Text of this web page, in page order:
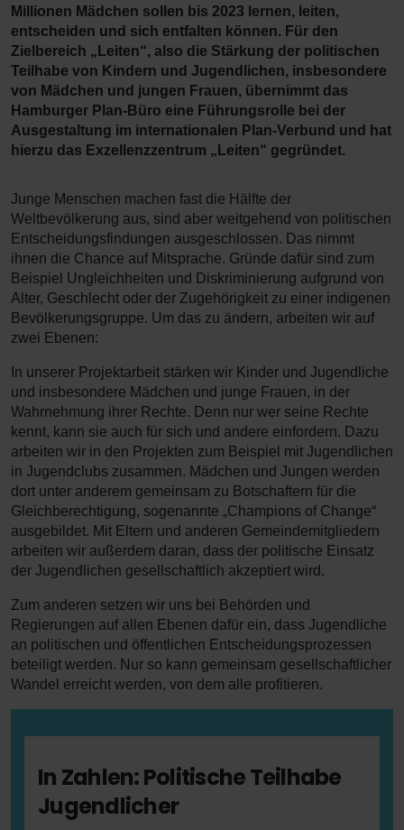
Millionen Mädchen sollen bis 2023 lernen, leiten,
entscheiden und sich entfalten können. Für den
Zielbereich „Leiten“, also die Stärkung der politischen
Teilhabe von Kindern und Jugendlichen, insbesondere
von Mädchen und jungen Frauen, übernimmt das
Hamburger Plan-Büro eine Führungsrolle bei der
Ausgestaltung im internationalen Plan-Verbund und hat
hierzu das Exzellenzzentrum „Leiten“ gegründet.
Junge Menschen machen fast die Hälfte der
Weltbevölkerung aus, sind aber weitgehend von politischen
Entscheidungsfindungen ausgeschlossen. Das nimmt
ihnen die Chance auf Mitsprache. Gründe dafür sind zum
Beispiel Ungleichheiten und Diskriminierung aufgrund von
Alter, Geschlecht oder der Zugehörigkeit zu einer indigenen
Bevölkerungsgruppe. Um das zu ändern, arbeiten wir auf
zwei Ebenen:
In unserer Projektarbeit stärken wir Kinder und Jugendliche
und insbesondere Mädchen und junge Frauen, in der
Wahrnehmung ihrer Rechte. Denn nur wer seine Rechte
kennt, kann sie auch für sich und andere einfordern. Dazu
arbeiten wir in den Projekten zum Beispiel mit Jugendlichen
in Jugendclubs zusammen. Mädchen und Jungen werden
dort unter anderem gemeinsam zu Botschaftern für die
Gleichberechtigung, sogenannte „Champions of Change“
ausgebildet. Mit Eltern und anderen Gemeindemitgliedern
arbeiten wir außerdem daran, dass der politische Einsatz
der Jugendlichen gesellschaftlich akzeptiert wird.
Zum anderen setzen wir uns bei Behörden und
Regierungen auf allen Ebenen dafür ein, dass Jugendliche
an politischen und öffentlichen Entscheidungsprozessen
beteiligt werden. Nur so kann gemeinsam gesellschaftlicher
Wandel erreicht werden, von dem alle profitieren.
In Zahlen: Politische Teilhabe
Jugendlicher